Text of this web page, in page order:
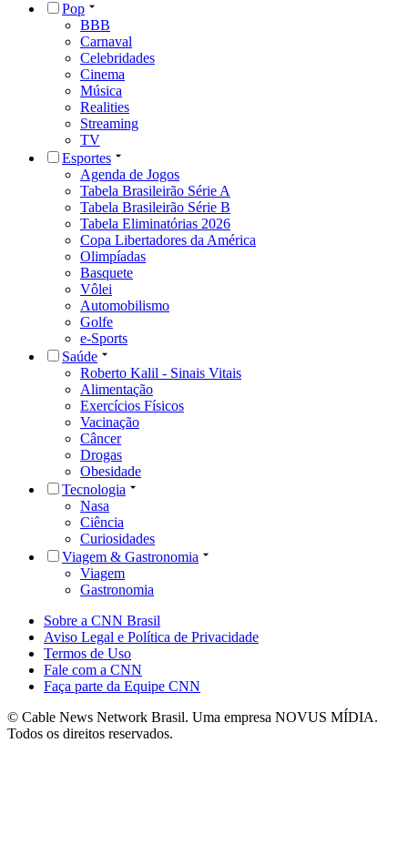
Pop
BBB
Carnaval
Celebridades
Cinema
Música
Realities
Streaming
TV
Esportes
Agenda de Jogos
Tabela Brasileirão Série A
Tabela Brasileirão Série B
Tabela Eliminatórias 2026
Copa Libertadores da América
Olimpíadas
Basquete
Vôlei
Automobilismo
Golfe
e-Sports
Saúde
Roberto Kalil - Sinais Vitais
Alimentação
Exercícios Físicos
Vacinação
Câncer
Drogas
Obesidade
Tecnologia
Nasa
Ciência
Curiosidades
Viagem & Gastronomia
Viagem
Gastronomia
Sobre a CNN Brasil
Aviso Legal e Política de Privacidade
Termos de Uso
Fale com a CNN
Faça parte da Equipe CNN
© Cable News Network Brasil. Uma empresa NOVUS MÍDIA.
Todos os direitos reservados.